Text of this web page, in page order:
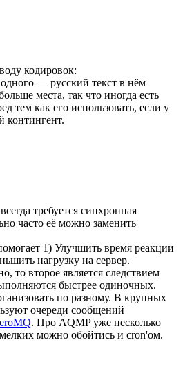
кодировок:
— русский текст в нём
места, так что иногда есть
тем как его использовать, если у
контингент.
требуется синхронная
часто её можно заменить
1) Улучшить время реакции
нагрузку на сервер.
то второе является следствием
быстрее одиночных.
по разному. В крупных
очереди сообщений
. Про AQMP уже несколько
можно обойтись и cron'ом.